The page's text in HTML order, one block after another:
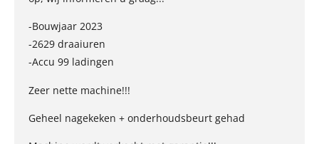
-Bouwjaar 2023
-2629 draaiuren
-Accu 99 ladingen
Zeer nette machine!!!
Geheel nagekeken + onderhoudsbeurt gehad